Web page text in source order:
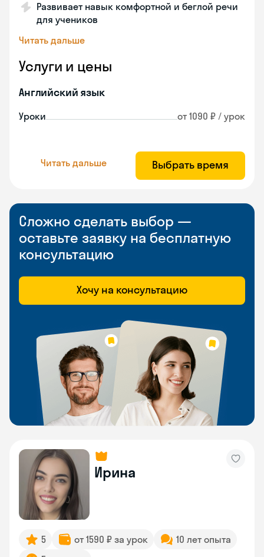
Развивает навык комфортной и беглой речи
для учеников
Читать дальше
Услуги и цены
Английский язык
Уроки от 1090 ₽ / урок
Читать дальше Выбрать время
Сложно сделать выбор —
оставьте заявку на бесплатную
консультацию
Хочу на консультацию
Ирина
5 от 1590 ₽ за урок
10 лет опыта